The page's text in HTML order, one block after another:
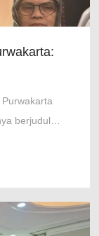
berjudul